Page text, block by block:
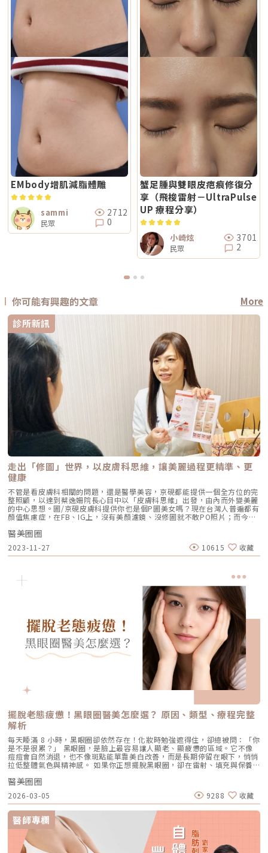
EMbody增肌減脂體雕
sammi
民眾
2712
0
蟹足腫與雙眼皮疤痕修復分
享（飛梭雷射－UltraPulse
UP 療程分享）
小崎炫
民眾
3701
2
你可能有興趣的文章
More
診所新訊
走出「修圖」世界，以皮膚科思維，讓美麗過程更精準、更
健康
不管是看皮膚科相關的問題，還是醫學美容，京硯都能提供一個全方位的完
整照顧，以達到蔡逸姍院長心目中以「皮膚科思維」出發，由內而外變美麗
的中心思想。圖/京硯皮膚科提供你也是個P圖美女嗎？現在台灣人普遍都有
顏值焦慮症，在FB、IG上，沒有美顏濾鏡、沒修圖就不敢PO照片；而今年
口罩一解封，湧向皮膚科、醫美診所的病人，數量暴增5倍！京硯皮膚科院
長蔡逸姍表示直到現在，還有不少人因為口罩後遺症，如皮膚發炎狂冒痘、
臉部鬆垮等問題來找她…從專科醫師跨域醫美，提供全方位照顧說起京硯皮
膚科的院長蔡逸姍醫師，很多人就會聯想起「醫師好辣」節目中那個娃娃臉
的蔡醫師。每次有人好奇她開業多少年了，她都會說：「我的小孩幾歲，這
看診，現在孩子都十一、二歲了，診所也成為南京松江商圈許多上班族、小
資女，附近豪宅的中青世代、熟齡族群和不少藝人解決皮膚問題和醫美保養
的首選。她分析自己的優勢，不管是看皮膚科相關的問題，還是醫學美容，
京硯都能提供一個全方位的完整照顧，以達到她心目中「由內而外美麗」的
目標。這也是她能贏得病人和客戶信賴的關鍵之一。蔡醫師分享到之前有位
媽媽帶著滿臉「痘」花的女兒來問診，因為擔心吃藥、擦藥傷身，只想透過
醫美儀器的方式來解決問題，她費了九牛二虎之力才扭轉媽媽的錯誤觀念。
以皮膚科思維出發，打造從內而外的健康美「因為我們是皮膚科，在做治療
或規劃時，一定是以讓皮膚在最健康的狀態下、呈現出最棒、最美的狀態為
優先」，所以京硯在為病人做治療或規劃時，很注重皮膚生理學，守護皮膚
的健康，而非過度治療造成對皮膚的破壞，「我寧可一步一步來慢慢的進
步，也不要做過頭了，導致皮膚受傷受損，再來修復。」她強調穩紮穩打很
重要。在名人的加持和消費者的口碑下，各種標榜安全、非侵入式的電波拉
皮療程非常受歡迎。「很多民眾都會誤解說，機器一樣，施打出來效果都一
樣，錯！」十個醫生打電波，從病患評估、規劃打法、技巧一直到儀器參數
地方要加強，能量怎麼去累積；既不能打到皮膚燙傷，但又要打到效果出
來，「這就是皮膚科思維，它一定有一個最佳的點」，醫師絕對不能用「菜
單式」的打法，而要根據自己的臨床經驗去設定每一個病人的使用參數跟能
量，「不然乾脆叫AI機器人來打就好了！」她開玩笑說。很多民眾誤以為機
器相同，施打出來效果都一樣，蔡逸姍院長提醒醫療設備再好，但醫師的專
業、經驗和技術很重要，絕不能「菜單式」的施打。圖/京硯皮膚科提供上
班族新寵！從韓國火紅到台灣的Oligio俗稱「玩美電波」她以來自韓國的
「玩美電波」為例，它是透過單極電波的科技，以立體加熱原理，達到真皮
層進行熱能累積，讓皮膚回復彈性，減少皺紋更緊緻。站在皮膚科醫師的角
度，Oligio玩美電波很符合她的皮膚科思維，因為它具備幾個特點，首先，
它是針對亞洲人種來設計的；而且對一些敏感肌或是酒糟肌等，更需要對表
皮的保護，Oligio玩美電波的表皮冷卻系統很完善，當偵測到皮膚溫度太高
時，就會自動停止，還有可調式冷卻系統，避免燙傷；其次，它可以客制化
發數，從300發到900發，分段施打，依照想要改善的部位需求來調整剛好
的發數，不需要一次將發數打完，對小資族來說CP值更高，也不需要為了
療程超打發數。更重要的是，打後不會瘀青腫痛，施打過程中不必舒眠，還
可以跟醫師聊天，即時回饋感受給醫師並調整出最適合的能量，心情上不但
醫美圈圈
2023-11-27 10615 收藏
擺脫老態疲憊！黑眼圈醫美怎麼選？ 原因、類型、療程完整
解析
每天睡滿 8 小時，黑眼圈卻依然存在！化妝時勉強遮得住，卻總被問：「你
是不是很累？」 黑眼圈，是臉上最容易讓人顯老、顯疲憊的區域。它不像
痘痘會自然消退，也不像斑點能單靠美白改善，而是長期停留在眼下，悄悄
拉低整體氣色與精神感。 如果你正想擺脫黑眼圈，卻在雷射、填充與保養
之間猶豫，那麼在真正走進診所之前，先理解它的形成邏輯，往往比急著選
療程更重要。黑眼圈醫美不是做得越多越好，而是判斷越準，改善越明確。
接下來，我們會從黑眼圈的成因與類型談起，再延伸到目前常見的黑眼圈醫
美療程差異、效果比較，幫助你在選擇之前，先把方向看清楚。黑眼圈是怎
麼形成的？為什麼不是單一問題在討論黑眼圈醫美之前，必須先理解一件
事，黑眼圈並不是單純的色素沉澱。眼周是全臉皮膚最薄的區域之一，厚度
約 0.3–0.5 mm，幾乎沒有多餘脂肪與皮脂保護。當底層血管顯色、脂肪位
置改變，或骨骼結構產生凹陷時，都可能在光線下形成陰影與色差，視覺上
看起來像「變黑」。因此，黑眼圈其實是一種外觀現象，而非單一病因。它
可能同時包含色素沉澱、血管透色與結構陰影三種因素，比例因人而異。常
醫美圈圈
2026-03-05 9288 收藏
醫師專欄